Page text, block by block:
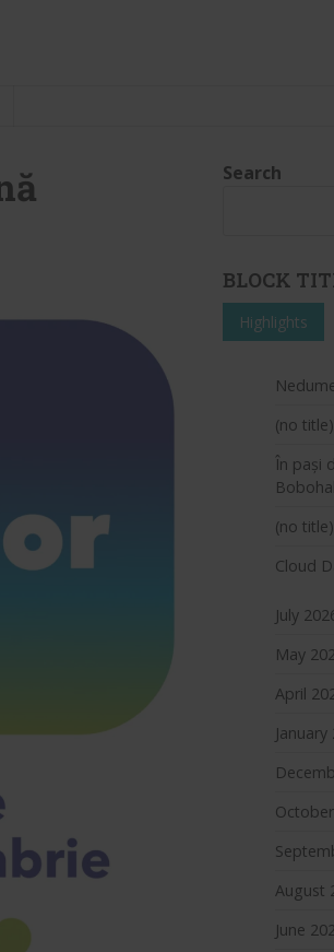
Search
BLOCK
Highlights
(no title)
În pași
(no title)
Cloud
July
May
April
January
August
June